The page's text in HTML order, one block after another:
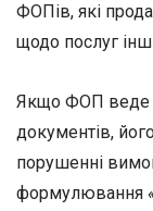
ФОПів, які
щодо послуг
Якщо ФОП веде
документів,
порушенні
формулювання